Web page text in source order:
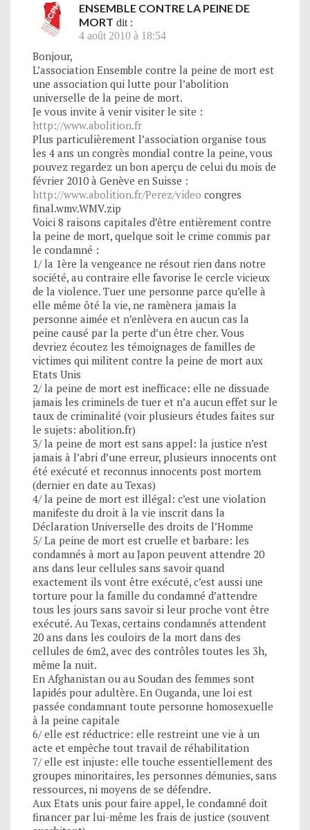
ENSEMBLE CONTRE LA PEINE DE
MORT dit :
4 août 2010 à 18:54
Bonjour,
L’association Ensemble contre la peine de mort est
une association qui lutte pour l’abolition
universelle de la peine de mort.
Je vous invite à venir visiter le site :
http://www.abolition.fr
Plus particulièrement l’association organise tous
les 4 ans un congrès mondial contre la peine, vous
pouvez regardez un bon aperçu de celui du mois de
février 2010 à Genève en Suisse :
http://www.abolition.fr/Perez/video congres
final.wmv.WMV.zip
Voici 8 raisons capitales d’être entièrement contre
la peine de mort, quelque soit le crime commis par
le condamné :
1/ la 1ère la vengeance ne résout rien dans notre
société, au contraire elle favorise le cercle vicieux
de la violence. Tuer une personne parce qu’elle à
elle même ôté la vie, ne ramènera jamais la
personne aimée et n’enlèvera en aucun cas la
peine causé par la perte d’un être cher. Vous
devriez écoutez les témoignages de familles de
victimes qui militent contre la peine de mort aux
Etats Unis
2/ la peine de mort est inefficace: elle ne dissuade
jamais les criminels de tuer et n’a aucun effet sur le
taux de criminalité (voir plusieurs études faites sur
le sujets: abolition.fr)
3/ la peine de mort est sans appel: la justice n’est
jamais à l’abri d’une erreur, plusieurs innocents ont
été exécuté et reconnus innocents post mortem
(dernier en date au Texas)
4/ la peine de mort est illégal: c’est une violation
manifeste du droit à la vie inscrit dans la
Déclaration Universelle des droits de l’Homme
5/ La peine de mort est cruelle et barbare: les
condamnés à mort au Japon peuvent attendre 20
ans dans leur cellules sans savoir quand
exactement ils vont être exécuté, c’est aussi une
torture pour la famille du condamné d’attendre
tous les jours sans savoir si leur proche vont être
exécuté. Au Texas, certains condamnés attendent
20 ans dans les couloirs de la mort dans des
cellules de 6m2, avec des contrôles toutes les 3h,
même la nuit.
En Afghanistan ou au Soudan des femmes sont
lapidés pour adultère. En Ouganda, une loi est
passée condamnant toute personne homosexuelle
à la peine capitale
6/ elle est réductrice: elle restreint une vie à un
acte et empêche tout travail de réhabilitation
7/ elle est injuste: elle touche essentiellement des
groupes minoritaires, les personnes démunies, sans
ressources, ni moyens de se défendre.
Aux Etats unis pour faire appel, le condamné doit
financer par lui-même les frais de justice (souvent